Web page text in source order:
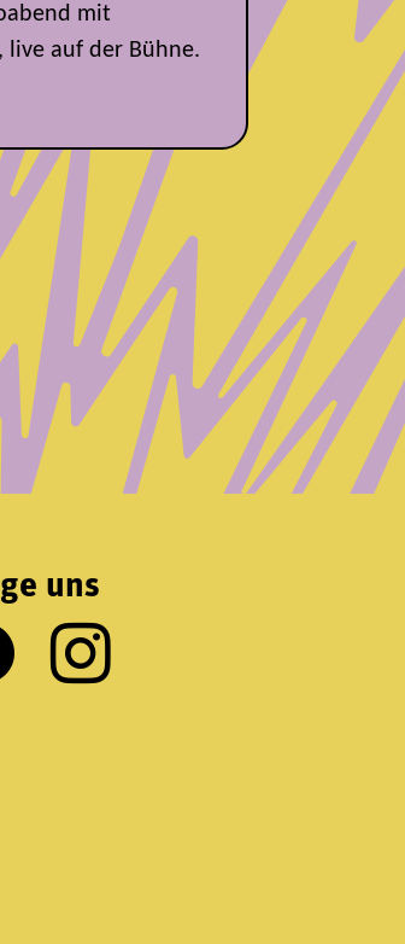
mit
live auf der Bühne.
uns